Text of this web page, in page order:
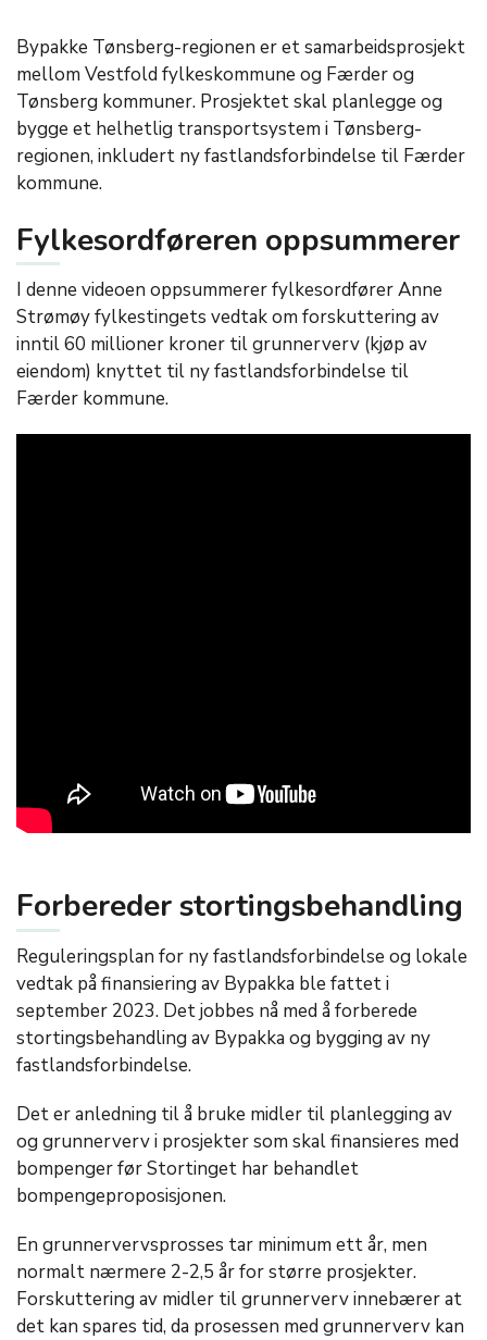
Bypakke Tønsberg-regionen er et samarbeidsprosjekt
mellom Vestfold fylkeskommune og Færder og
Tønsberg kommuner. Prosjektet skal planlegge og
bygge et helhetlig transportsystem i Tønsberg-
regionen, inkludert ny fastlandsforbindelse til Færder
kommune.
Fylkesordføreren oppsummerer
I denne videoen oppsummerer fylkesordfører Anne
Strømøy fylkestingets vedtak om forskuttering av
inntil 60 millioner kroner til grunnerverv (kjøp av
eiendom) knyttet til ny fastlandsforbindelse til
Færder kommune.
Forbereder stortingsbehandling
Reguleringsplan for ny fastlandsforbindelse og lokale
vedtak på finansiering av Bypakka ble fattet i
september 2023. Det jobbes nå med å forberede
stortingsbehandling av Bypakka og bygging av ny
fastlandsforbindelse.
Det er anledning til å bruke midler til planlegging av
og grunnerverv i prosjekter som skal finansieres med
bompenger før Stortinget har behandlet
bompengeproposisjonen.
En grunnervervsprosses tar minimum ett år, men
normalt nærmere 2-2,5 år for større prosjekter.
Forskuttering av midler til grunnerverv innebærer at
det kan spares tid, da prosessen med grunnerverv kan